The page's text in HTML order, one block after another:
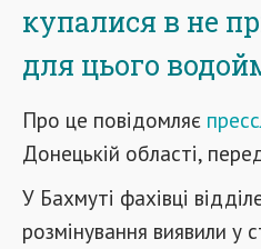
купалися в не
для цього
Про це повідомляє
Донецькій області,
У Бахмуті фахівці
розмінування виявили у